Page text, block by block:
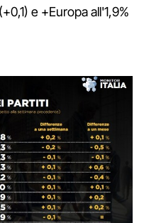
e +Europa all'1,9%